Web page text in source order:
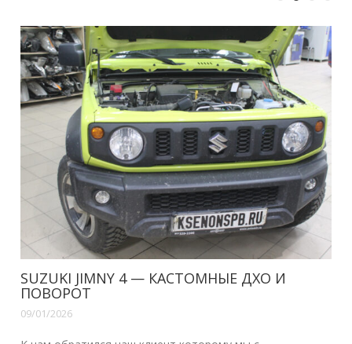
VOLVO XC70, S80 — ДХО В ШТАТНЫЕ
09/01/2026